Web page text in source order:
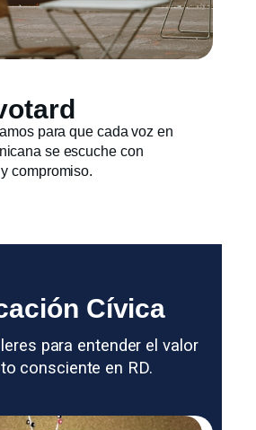
para que cada voz en
se escuche con
compromiso.
Cívica
para entender el valor
consciente en RD.